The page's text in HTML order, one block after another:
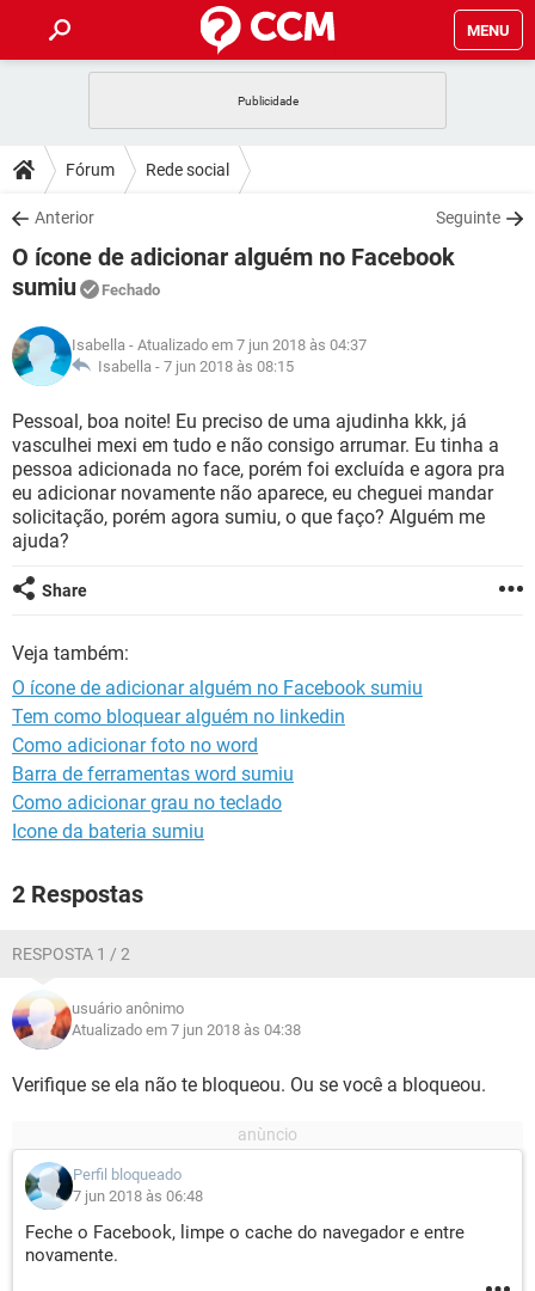
MENU
CELULAR
OUTLOOK
INSTAGRAM GMAIL
GUIA DE COMPRAS
DICAS
JOGOS
OUTLOOK
GUIA DE COMPRAS
DOWNLOADS
JOGOS WHATSAPP
CELULAR
OUTLOOK EXCEL
INSTAGRAM
GUIA DE COMPRAS
FÓRUM
CELULAR FACEBOOK
INSTAGRAM GMAIL
GUIA DE COMPRAS
GLOSSÁRIO
JOGOS
CELULAR FACEBOOK
OUTLOOK EXCEL
INSTAGRAM GMAIL
GUIA DE COMPRAS
Fórum Rede social
Anterior Seguinte
O ícone de adicionar alguém no Facebook
sumiu
Fechado
Isabella - Atualizado em 7 jun 2018 às 04:37
Isabella - 7 jun 2018 às 08:15
Pessoal, boa noite! Eu preciso de uma ajudinha kkk, já
vasculhei mexi em tudo e não consigo arrumar. Eu tinha a
pessoa adicionada no face, porém foi excluída e agora pra
eu adicionar novamente não aparece, eu cheguei mandar
solicitação, porém agora sumiu, o que faço? Alguém me
ajuda?
Share
Veja também:
O ícone de adicionar alguém no Facebook sumiu
Tem como bloquear alguém no linkedin
Como adicionar foto no word
Barra de ferramentas word sumiu
Como adicionar grau no teclado
Icone da bateria sumiu
2 Respostas
RESPOSTA 1 / 2
usuário anônimo
Atualizado em 7 jun 2018 às 04:38
Verifique se ela não te bloqueou. Ou se você a bloqueou.
Perfil bloqueado
7 jun 2018 às 06:48
Feche o Facebook, limpe o cache do navegador e entre
novamente.